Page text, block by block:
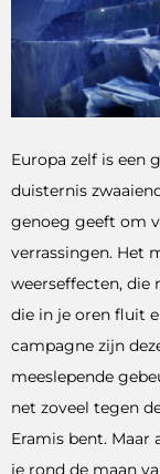
Europa zelf is een
duisternis
genoeg geeft om
verrassingen. Het
weerseffecten, die
die in je oren fluit
campagne zijn
meeslepende
net zoveel tegen
Eramis bent. Maar
je rond de maan